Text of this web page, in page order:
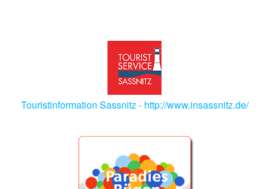
Touristinformation Sassnitz - http://www.insassnitz.de/